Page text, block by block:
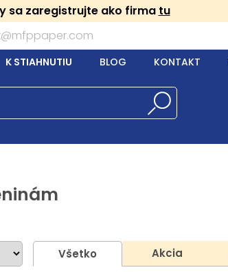
sa zaregistrujte ako firma tu
K STIAHNUTIU BLOG KONTAKT
Všetko Akcia